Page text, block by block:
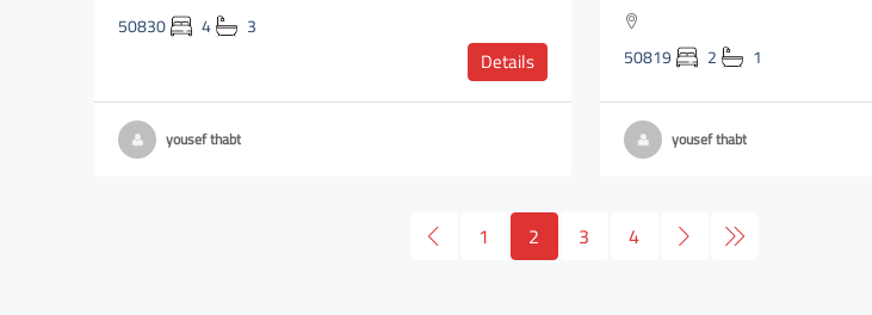
50830 4 3
Details
yousef thabt
50819 2 1
yousef thabt
1 2 3 4